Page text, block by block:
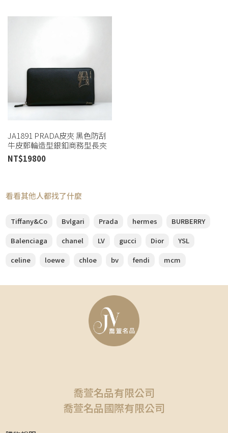
JA1891 PRADA皮夾 黑色防刮
牛皮郵輪造型銀釦商務型長夾
2ML188 (桃園店)
NT$19800
看看其他人都找了什麼
Tiffany&Co Bvlgari Prada hermes
BURBERRY
Balenciaga
chanel LV gucci Dior
YSL
celine
loewe chloe bv fendi mcm
喬萱名品有限公司
喬萱名品國際有限公司